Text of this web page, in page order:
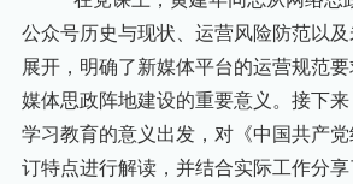
公众号历史与现状、运营风险防范以
展开，明确了新媒体平台的运营规范
媒体思政阵地建设的重要意义。接下
学习教育的意义出发，对《中国共产
订特点进行解读，并结合实际工作分